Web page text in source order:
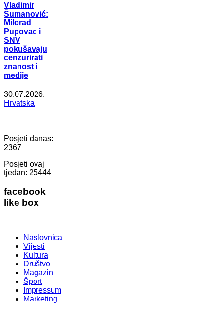
Vladimir
Šumanović:
Milorad
Pupovac i
SNV
pokušavaju
cenzurirati
znanost i
medije
30.07.2026.
Hrvatska
Posjeti danas:
2367
Posjeti ovaj
tjedan: 25444
facebook
like box
Naslovnica
Vijesti
Kultura
Društvo
Magazin
Šport
Impressum
Marketing